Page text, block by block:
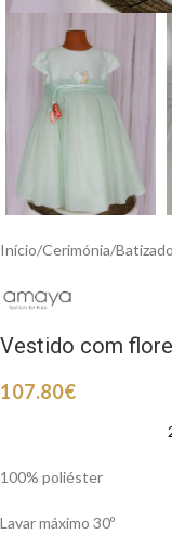
Início Cerimónia Batizado
Vestido com
107.80€
100% poliéster
Lavar máximo 30º